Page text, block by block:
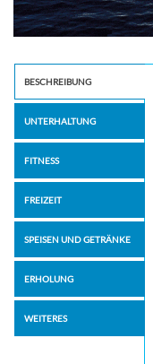
BESCHREIBUNG
UNTERHALTUNG
FITNESS
FREIZEIT
SPEISEN UND GETRÄNKE
ERHOLUNG
WEITERES